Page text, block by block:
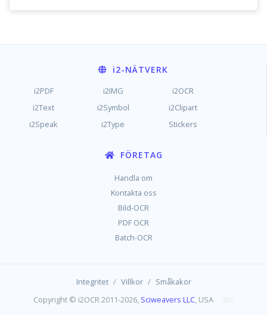
i2-NÄTVERK
i2PDF i2IMG
i2OCR
i2Text
i2Symbol
i2Clipart
i2Speak
i2Type Stickers
FÖRETAG
Handla om
Kontakta oss
Bild-OCR
PDF OCR
Batch-OCR
Integritet / Villkor / Småkakor
Copyright © i2OCR 2011-2026, Sciweavers LLC, USA 207